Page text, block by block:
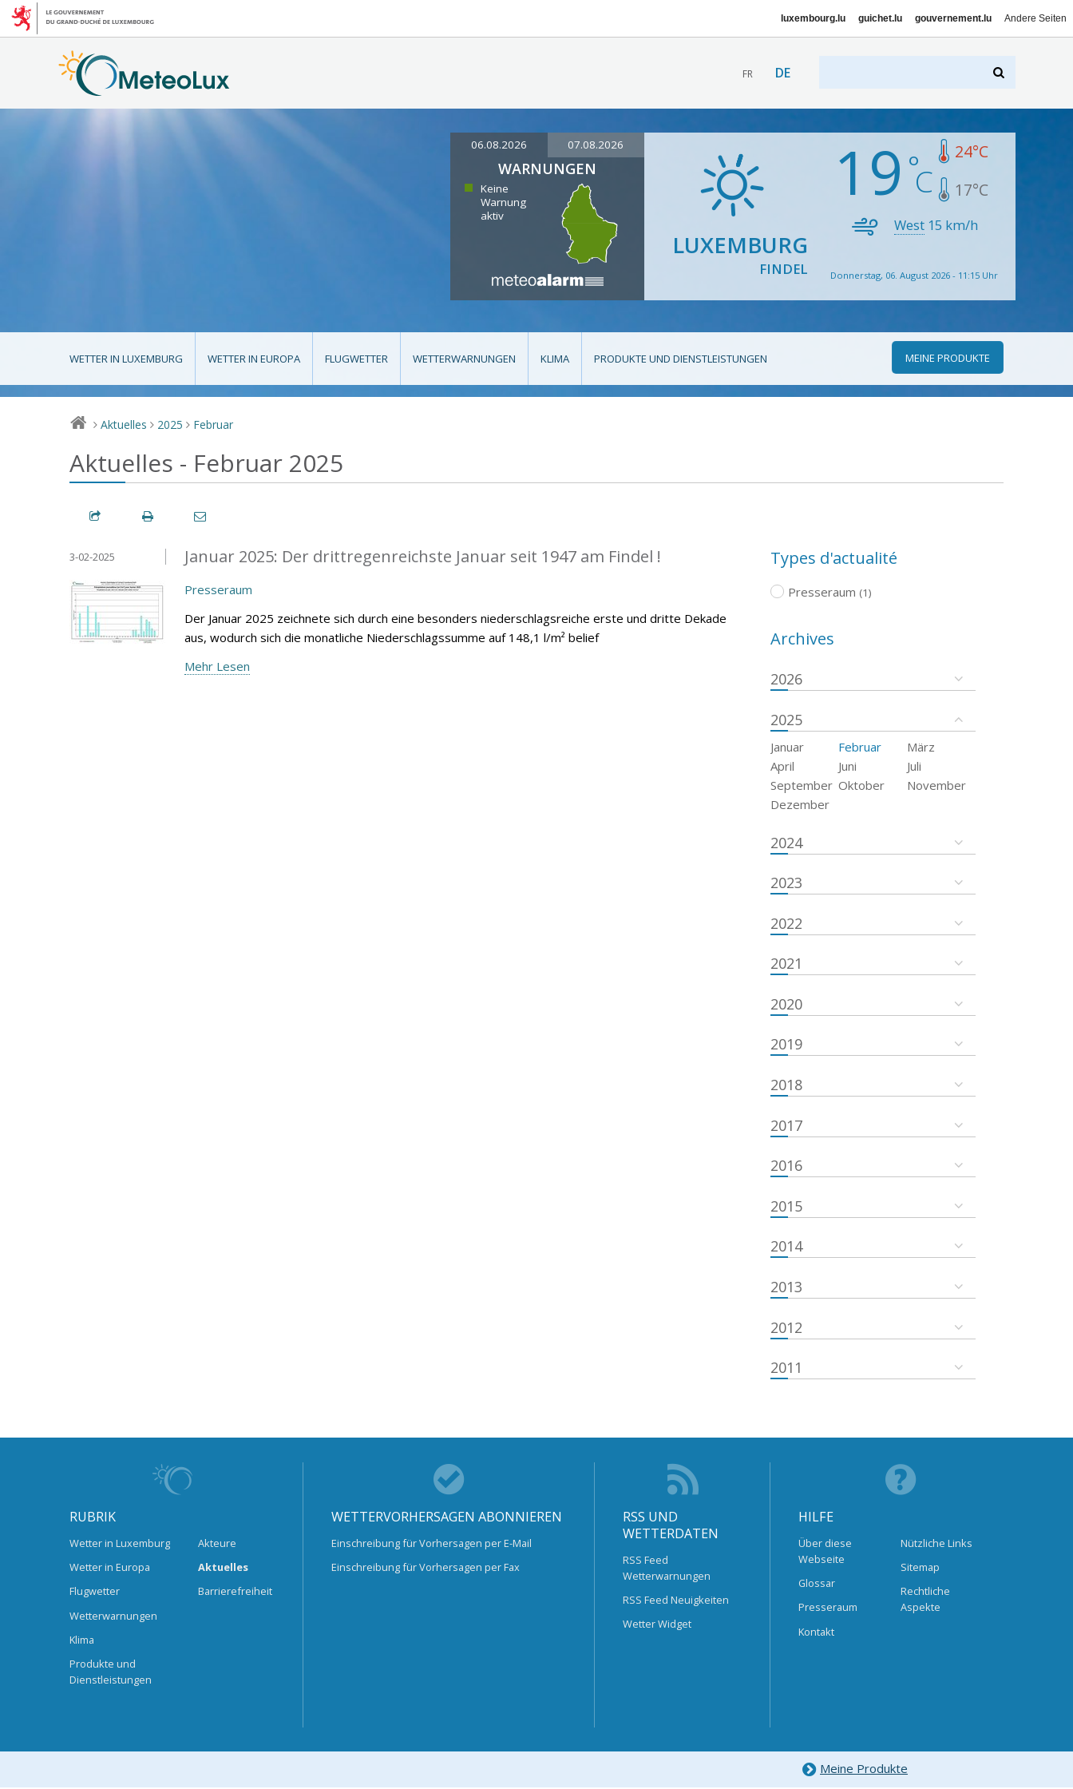
luxembourg.lu guichet.lu gouvernement.lu Andere Seiten
FR DE
06.08.2026 07.08.2026
WARNUNGEN
Keine
Warnung
aktiv
LUXEMBURG
FINDEL
19 24°C
17°C
West 15 km/h
Donnerstag, 06. August 2026 - 11:15 Uhr
WETTER IN LUXEMBURG WETTER IN EUROPA FLUGWETTER WETTERWARNUNGEN KLIMA PRODUKTE UND DIENSTLEISTUNGEN MEINE PRODUKTE
> Aktuelles > 2025 > Februar
Aktuelles - Februar 2025
Januar 2025: Der drittregenreichste Januar seit 1947 am Findel !
3-02-2025
Presseraum
Der Januar 2025 zeichnete sich durch eine besonders niederschlagsreiche erste und dritte Dekade
aus, wodurch sich die monatliche Niederschlagssumme auf 148,1 l/m² belief
Mehr Lesen
Types d'actualité
Presseraum (1)
Archives
2026
2025
Januar Februar
März
April
Juni
Juli
September Oktober
November
Dezember
2024
2023
2022
2021
2020
2019
2018
2017
2016
2015
2014
2013
2012
2011
RUBRIK
Wetter in Luxemburg
Wetter in Europa
Flugwetter
Wetterwarnungen
Klima
Produkte und
Dienstleistungen
Akteure
Aktuelles
Barrierefreiheit
WETTERVORHERSAGEN ABONNIEREN
Einschreibung für Vorhersagen per E-Mail
Einschreibung für Vorhersagen per Fax
RSS UND
WETTERDATEN
RSS Feed
Wetterwarnungen
RSS Feed Neuigkeiten
Wetter Widget
HILFE
Über diese
Webseite
Glossar
Presseraum
Kontakt
Nützliche Links
Sitemap
Rechtliche
Aspekte
Meine Produkte